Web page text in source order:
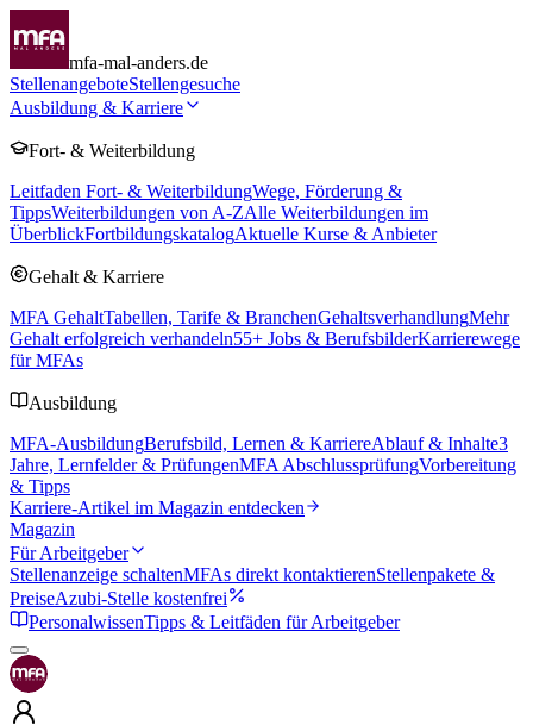
mfa-mal-anders.de
StellenangeboteStellengesuche
Ausbildung & Karriere
Fort- & Weiterbildung
Leitfaden Fort- & WeiterbildungWege, Förderung &
TippsWeiterbildungen von A-ZAlle Weiterbildungen im
ÜberblickFortbildungskatalogAktuelle Kurse & Anbieter
Gehalt & Karriere
MFA GehaltTabellen, Tarife & BranchenGehaltsverhandlungMehr
Gehalt erfolgreich verhandeln55+ Jobs & BerufsbilderKarrierewege
für MFAs
Ausbildung
MFA-AusbildungBerufsbild, Lernen & KarriereAblauf & Inhalte3
Jahre, Lernfelder & PrüfungenMFA AbschlussprüfungVorbereitung
& Tipps
Karriere-Artikel im Magazin entdecken
Magazin
Für Arbeitgeber
Stellenanzeige schaltenMFAs direkt kontaktierenStellenpakete &
PreiseAzubi-Stelle kostenfrei
PersonalwissenTipps & Leitfäden für Arbeitgeber